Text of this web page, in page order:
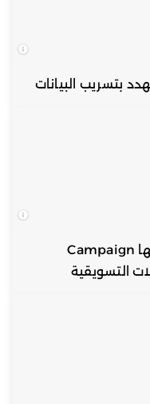
تحديث عاجل من Adobe لمنصتها Campaign